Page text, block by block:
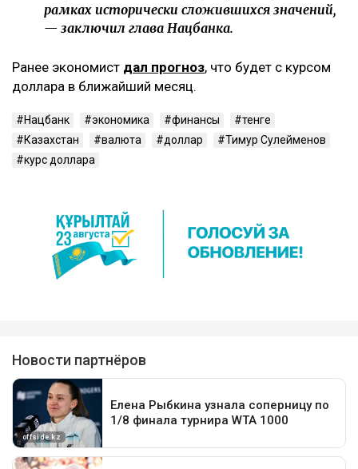
рамках исторически сложившихся значений,
— заключил глава Нацбанка.
Ранее экономист дал прогноз, что будет с курсом
доллара в ближайший месяц.
Нацбанк экономика финансы
тенге
Казахстан
валюта доллар
Тимур Сулейменов
курс доллара